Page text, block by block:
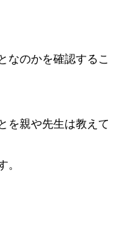
なのかを確認するこ
を親や先生は教えて
。